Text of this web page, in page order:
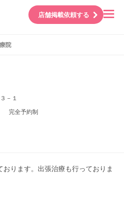
店舗掲載依頼する
院
－１
完全予約制
ります。出張治療も行っておりま